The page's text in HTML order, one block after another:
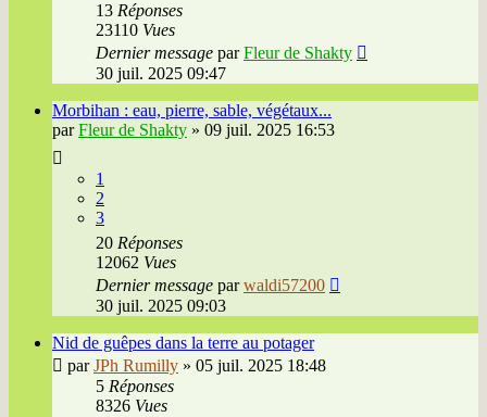
13 Réponses
23110 Vues
Dernier message parFleur de Shakty
30 juil. 2025 09:47
Morbihan : eau, pierre, sable, végétaux...
parFleur de Shakty » 09 juil. 2025 16:53
1
2
3
20 Réponses
12062 Vues
Dernier message parwaldi57200
30 juil. 2025 09:03
Nid de guêpes dans la terre au potager
parJPh Rumilly » 05 juil. 2025 18:48
5 Réponses
8326 Vues